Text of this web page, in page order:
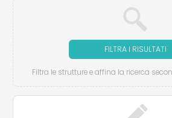
FILTRA I RISULTATI
Filtra le strutture e affina la ricerca